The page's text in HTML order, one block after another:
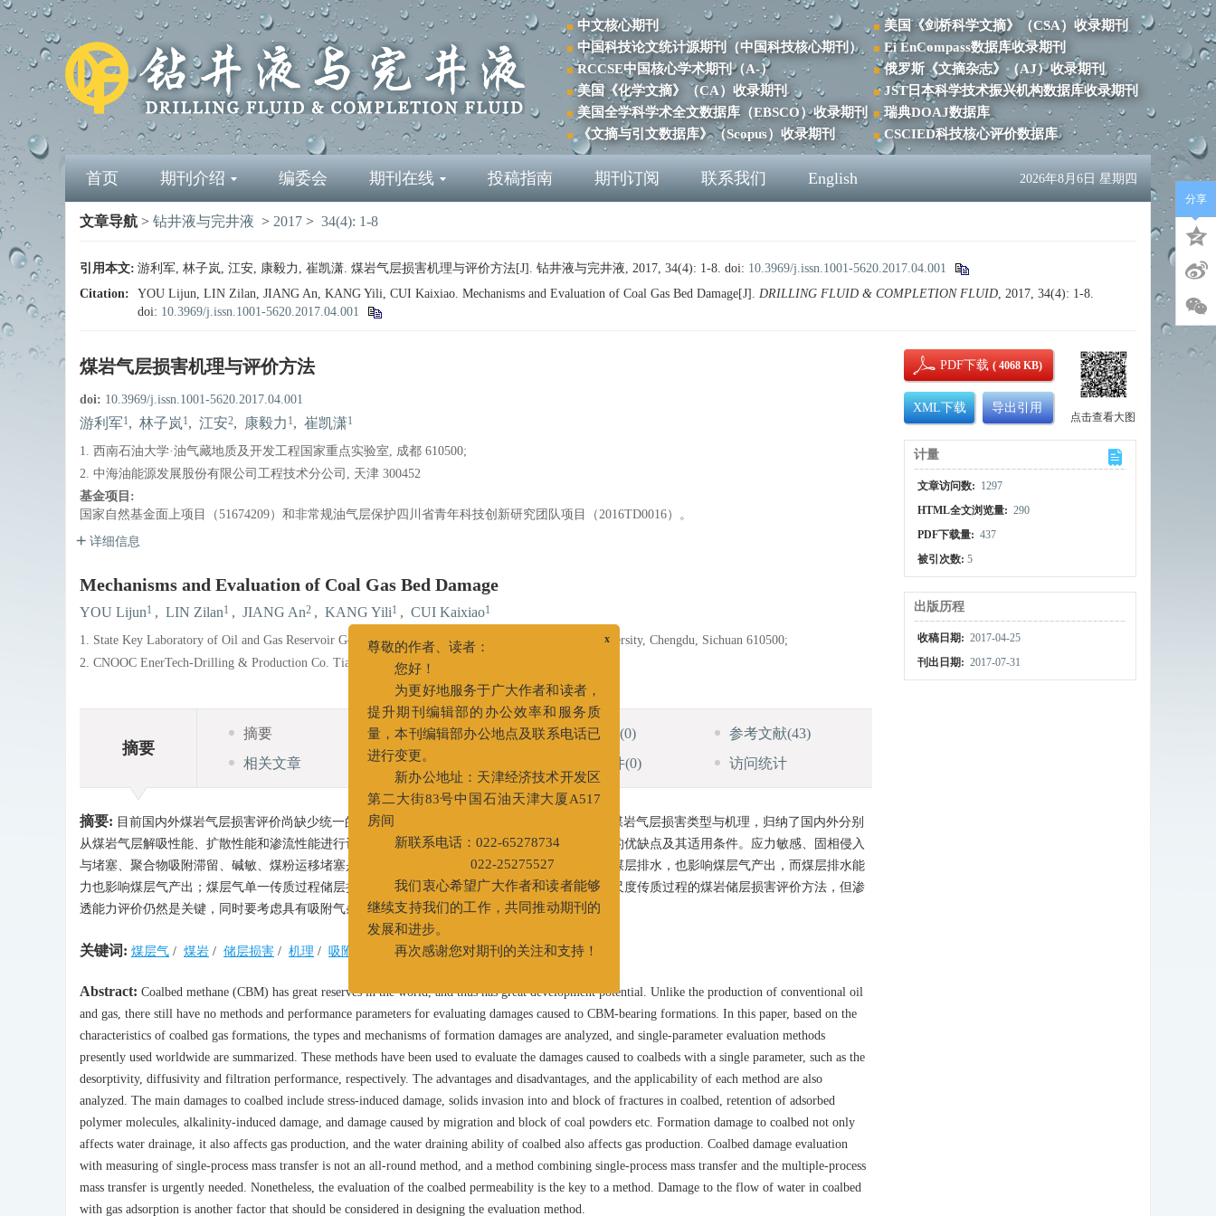
中文核心期刊
中国科技论文统计源期刊（中国科技核心期刊）
RCCSE中国核心学术期刊（A-）
美国《化学文摘》（CA）收录期刊
美国全学科学术全文数据库（EBSCO）收录期刊
《文摘与引文数据库》（Scopus）收录期刊
美国《剑桥科学文摘》（CSA）收录期刊
Ei EnCompass数据库收录期刊
俄罗斯《文摘杂志》（AJ）收录期刊
JST日本科学技术振兴机构数据库收录期刊
瑞典DOAJ数据库
CSCIED科技核心评价数据库
首页 期刊介绍 编委会 期刊在线 投稿指南 期刊订阅 联系我们 English 2026年8月6日 星期四
文章导航 > 钻井液与完井液 > 2017 > 34(4): 1-8
引用本文: 游利军, 林子岚, 江安, 康毅力, 崔凯潇. 煤岩气层损害机理与评价方法[J]. 钻井液与完井液, 2017, 34(4): 1-8. doi: 10.3969/j.issn.1001-5620.2017.04.001
Citation:
YOU Lijun, LIN Zilan, JIANG An, KANG Yili, CUI Kaixiao. Mechanisms and Evaluation of Coal Gas Bed Damage[J]. DRILLING FLUID & COMPLETION FLUID, 2017, 34(4): 1-8.
doi: 10.3969/j.issn.1001-5620.2017.04.001
煤岩气层损害机理与评价方法
doi: 10.3969/j.issn.1001-5620.2017.04.001
游利军1, 林子岚1, 江安2, 康毅力 1, 崔凯潇1
1. 西南石油大学·油气藏地质及开发工程国家重点实验室, 成都 610500;
2. 中海油能源发展股份有限公司工程技术分公司, 天津 300452
基金项目:
国家自然基金面上项目（51674209）和非常规油气层保护四川省青年科技创新研究团队项目（2016TD0016）。
详细信息
Mechanisms and Evaluation of Coal Gas Bed Damage
YOU Lijun1 , LIN Zilan1 , JIANG An2 , KANG Yili1 , CUI Kaixiao1
1. State Key Laboratory of Oil and Gas Reservoir Geology and Exploitation, Southwest Petroleum University, Chengdu, Sichuan 610500;
2. CNOOC EnerTech-Drilling & Production Co. Tianjin 300452
摘要
摘要 HTML全文 图(0) (0) 参考文献(43)
相关文章
施引文献 资源附件(0) 访问统计
摘要: 目前国内外煤岩气层损害评价尚缺少统一的评价标准与指标。基于煤岩气层特点，分析了煤岩气层损害类型与机理，归纳了国内外分别
从煤岩气层解吸性能、扩散性能和渗流性能进行评价的单一环节损害评价方法，分析各评价方法的优缺点及其适用条件。应力敏感、固相侵入
与堵塞、聚合物吸附滞留、碱敏、煤粉运移堵塞是煤岩气层主要损害类型；煤岩气层损害既影响煤层排水，也影响煤层气产出，而煤层排水能
力也影响煤层气产出；煤层气单一传质过程储层损害评价不全面，亟待建立单一传质过程结合多尺度传质过程的煤岩储层损害评价方法，但渗
透能力评价仍然是关键，同时要考虑具有吸附气条件下水相渗流能力的损害评价。
关键词: 煤层气 / 煤岩 / 储层损害 / 机理 / 吸附 多尺度/ 综述
Abstract: Coalbed methane (CBM) has great reserves in the world, and thus has great development potential. Unlike the production of conventional oil
and gas, there still have no methods and performance parameters for evaluating damages caused to CBM-bearing formations. In this paper, based on the
characteristics of coalbed gas formations, the types and mechanisms of formation damages are analyzed, and single-parameter evaluation methods
presently used worldwide are summarized. These methods have been used to evaluate the damages caused to coalbeds with a single parameter, such as the
desorptivity, diffusivity and filtration performance, respectively. The advantages and disadvantages, and the applicability of each method are also
analyzed. The main damages to coalbed include stress-induced damage, solids invasion into and block of fractures in coalbed, retention of adsorbed
polymer molecules, alkalinity-induced damage, and damage caused by migration and block of coal powders etc. Formation damage to coalbed not only
affects water drainage, it also affects gas production, and the water draining ability of coalbed also affects gas production. Coalbed damage evaluation
with measuring of single-process mass transfer is not an all-round method, and a method combining single-process mass transfer and the multiple-process
mass transfer is urgently needed. Nonetheless, the evaluation of the coalbed permeability is the key to a method. Damage to the flow of water in coalbed
with gas adsorption is another factor that should be considered in designing the evaluation method.
PDF下载( 4068 KB)
XML下载 导出引用
点击查看大图
计量
文章访问数: 1297
HTML全文浏览量: 290
PDF下载量: 437
被引次数:5
出版历程
收稿日期: 2017-04-25
刊出日期: 2017-07-31
分享
尊敬的作者、读者：
您好！
为更好地服务于广大作者和读者，
提升期刊编辑部的办公效率和服务质
量，本刊编辑部办公地点及联系电话已
进行变更。
新办公地址：天津经济技术开发区
第二大街83号中国石油天津大厦A517
新联系电话：022-65278734
022-25275527
我们衷心希望广大作者和读者能够
继续支持我们的工作，共同推动期刊的
发展和进步。